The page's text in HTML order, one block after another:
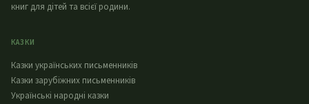
книг для дітей та всієї родини.
КАЗКИ
Казки українських письменників
Казки зарубіжних письменників
Українські народні казки